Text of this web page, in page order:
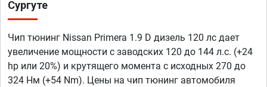
Сургуте
Чип тюнинг Nissan Primera 1.9 D дизель 120 лс дает
увеличение мощности с заводских 120 до 144 л.с. (+24
hp или 20%) и крутящего момента с исходных 270 до
324 Нм (+54 Nm). Цены на чип тюнинг автомобиля